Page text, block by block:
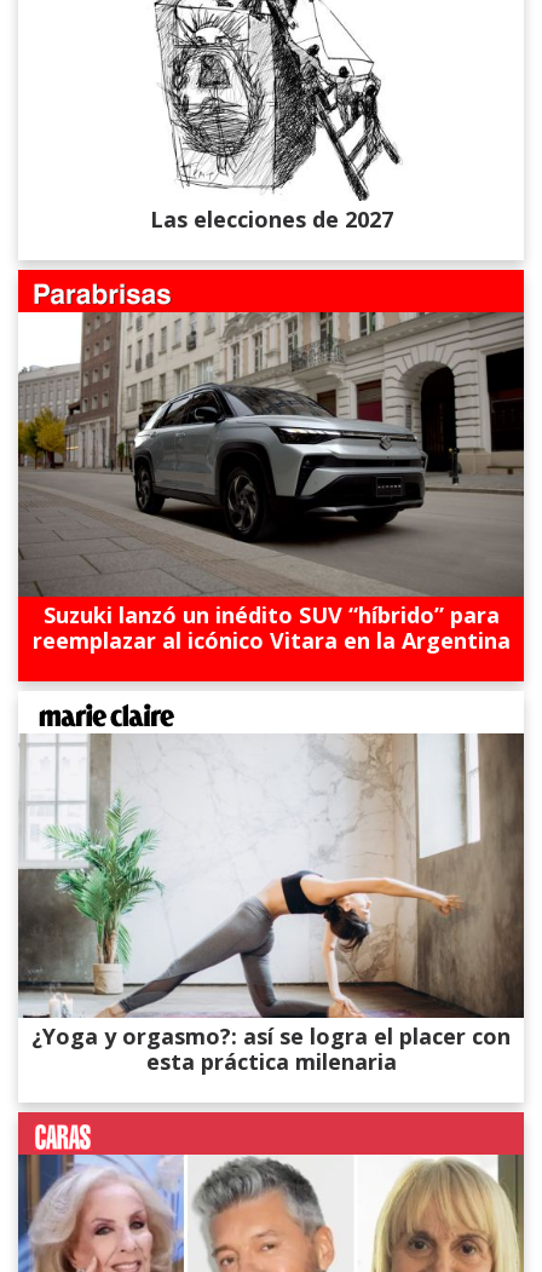
Las elecciones de 2027
Suzuki lanzó un inédito SUV “híbrido” para
reemplazar al icónico Vitara en la Argentina
¿Yoga y orgasmo?: así se logra el placer con
esta práctica milenaria